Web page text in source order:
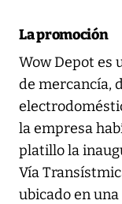
La promoción
Wow Depot es
de mercancía,
la empresa
platillo la
Vía
ubicado en